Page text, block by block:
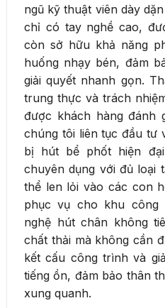
ngũ kỹ thuật viên dày
chỉ có tay nghề cao,
còn sở hữu khả năng
huống nhạy bén, đảm
giải quyết nhanh gọn.
trung thực và trách
được khách hàng đánh
chúng tôi liên tục đầu tư
bị hút bể phốt hiện
chuyên dụng với đủ loại
thể len lỏi vào các con
phục vụ cho khu công
nghệ hút chân không
chất thải mà không cần
kết cấu công trình và
tiếng ồn, đảm bảo thân
xung quanh.